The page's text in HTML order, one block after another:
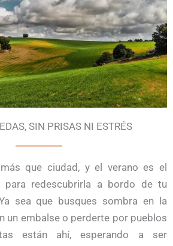
SIN PRISAS NI ESTRÉS
que ciudad, y el verano es el
para redescubrirla a bordo de tu
sea que busques sombra en la
un embalse o perderte por pueblos
están ahí, esperando a ser